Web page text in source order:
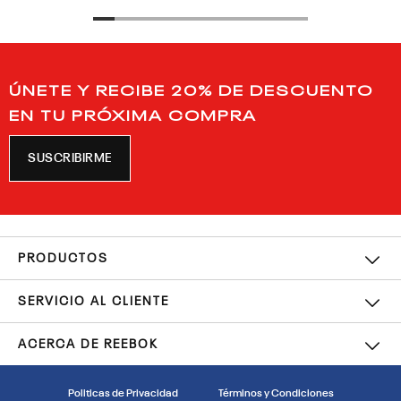
ÚNETE Y RECIBE 20% DE DESCUENTO
EN TU PRÓXIMA COMPRA
SUSCRIBIRME
PRODUCTOS
SERVICIO AL CLIENTE
ACERCA DE REEBOK
Politicas de Privacidad Términos y Condiciones